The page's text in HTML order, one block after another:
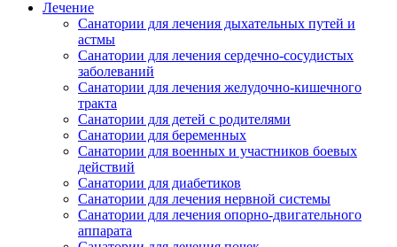
Лечение
Санатории для лечения дыхательных путей и
астмы
Санатории для лечения сердечно-сосудистых
заболеваний
Санатории для лечения желудочно-кишечного
тракта
Санатории для детей с родителями
Санатории для беременных
Санатории для военных и участников боевых
действий
Санатории для диабетиков
Санатории для лечения нервной системы
Санатории для лечения опорно-двигательного
аппарата